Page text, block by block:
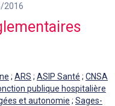
2016
; ARS ; ASIP Santé ; CNSA
publique hospitalière
et autonomie ; Sages-